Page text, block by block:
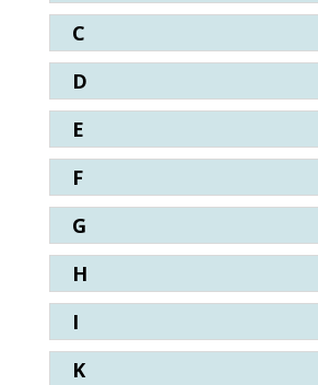
C
D
E
F
G
H
I
K